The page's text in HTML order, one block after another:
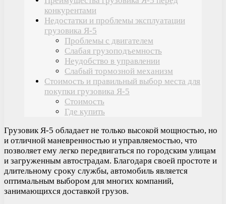
конкурентами
Недостатки и проблемы эксплуатации
грузовика Я-5
Проблемы с двигателем
Слабая грузоподъемность
Неудобство в управлении
Слабый тормозной механизм
Стоимость и правильный выбор места для
покупки грузовика Я-5
Стоимость
Где купить
Грузовик Я-5 обладает не только высокой мощностью, но
и отличной маневренностью и управляемостью, что
позволяет ему легко передвигаться по городским улицам
и загруженным автострадам. Благодаря своей простоте и
длительному сроку службы, автомобиль является
оптимальным выбором для многих компаний,
занимающихся доставкой грузов.